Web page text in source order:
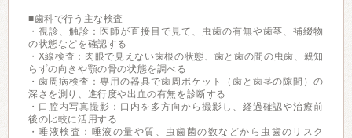
■歯科で行う主な検査
・視診、触診：医師が直接目で見て、虫歯の有無や歯茎、補綴物
の状態などを確認する
・X線検査：肉眼で見えない歯根の状態、歯と歯の間の虫歯、親知
らずの向きや顎の骨の状態を調べる
・歯周病検査：専用の器具で歯周ポケット（歯と歯茎の隙間）の
深さを測り、進行度や出血の有無を診断する
・口腔内写真撮影：口内を多方向から撮影し、経過確認や治療前
後の比較に活用する
・唾液検査：唾液の量や質、虫歯菌の数などから虫歯のリスク